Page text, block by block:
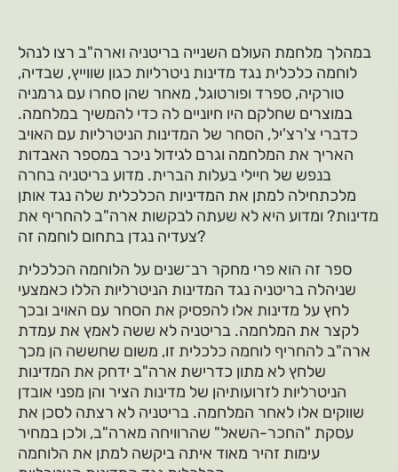
במהלך מלחמת העולם השנייה בריטניה וארה"ב רצו לנהל
לוחמה כלכלית נגד מדינות ניטרליות כגון שווייץ, שבדיה,
טורקיה, ספרד ופורטוגל, מאחר שהן סחרו עם גרמניה
במוצרים שחלקם היו חיוניים לה כדי להמשיך במלחמה.
כדברי צ'רצ'יל, הסחר של המדינות הניטרליות עם האויב
האריך את המלחמה וגרם לגידול ניכר במספר האבדות
בנפש של חיילי בעלות הברית. מדוע בריטניה בחרה
מלכתחילה למתן את המדיניות הכלכלית שלה נגד אותן
מדינות? ומדוע היא לא שעתה לבקשות ארה"ב להחריף את
צעדיה נגדן בתחום לוחמה זה?
ספר זה הוא פרי מחקר רב־‏שנים על הלוחמה הכלכלית
שניהלה בריטניה נגד המדינות הניטרליות הללו כאמצעי
לחץ על מדינות אלו להפסיק את הסחר עם האויב ובכך
לקצר את המלחמה. בריטניה לא ששה לאמץ את עמדת
ארה"ב להחריף לוחמה כלכלית זו, משום שחששה הן מכך
שלחץ לא מתון כדרישת ארה"ב ידחק את המדינות
הניטרליות לזרועותיהן של מדינות הציר והן מפני אובדן
שווקים אלו לאחר המלחמה. בריטניה לא רצתה לסכן את
עסקת "החכר-השאל" שהרוויחה מארה"ב, ולכן במחיר
עימות זהיר מאוד איתה ביקשה למתן את הלוחמה